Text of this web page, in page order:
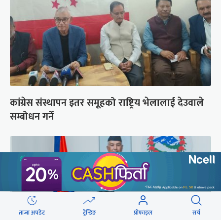
कांग्रेस संस्थापन इतर समूहको राष्ट्रिय भेलालाई देउवाले
सम्बोधन गर्ने
ताजा अपडेट ट्रेन्डिङ प्रोफाइल सर्च